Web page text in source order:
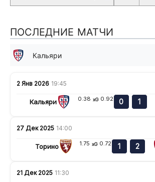
ПОСЛЕДНИЕ МАТЧИ
Кальяри
2 Янв 2026 19:45
Кальяри 0.38 xG 0.92 0 1
27 Дек 2025 14:00
Торино 1.75 xG 0.72 1 2
21 Дек 2025 11:30